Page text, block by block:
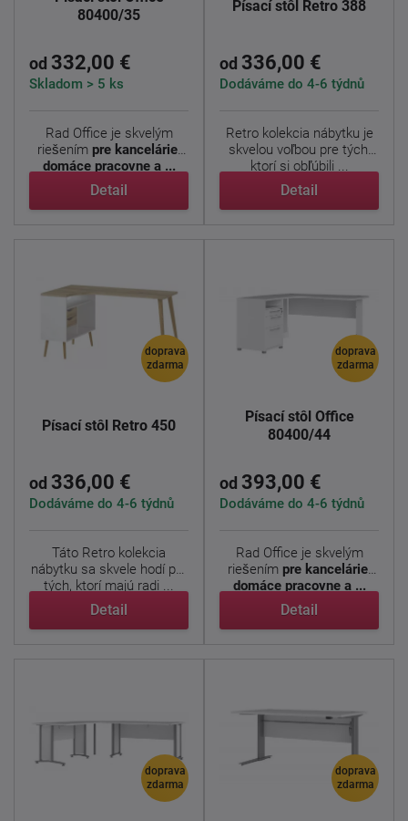
80400/35
od 332,00 €
Skladom > 5 ks
Rad Office je skvelým
riešením pre kancelárie,
domáce pracovne a ...
Detail
Písací stôl Retro 388
od 336,00 €
Dodáváme do 4-6 týdnů
Retro kolekcia nábytku je
skvelou voľbou pre tých,
ktorí si obľúbili ...
Detail
doprava
zdarma
Písací stôl Retro 450
od 336,00 €
Dodáváme do 4-6 týdnů
Táto Retro kolekcia
nábytku sa skvele hodí pre
tých, ktorí majú radi ...
Detail
doprava
zdarma
Písací stôl Office
80400/44
od 393,00 €
Dodáváme do 4-6 týdnů
Rad Office je skvelým
riešením pre kancelárie,
domáce pracovne a ...
Detail
doprava
zdarma
doprava
zdarma